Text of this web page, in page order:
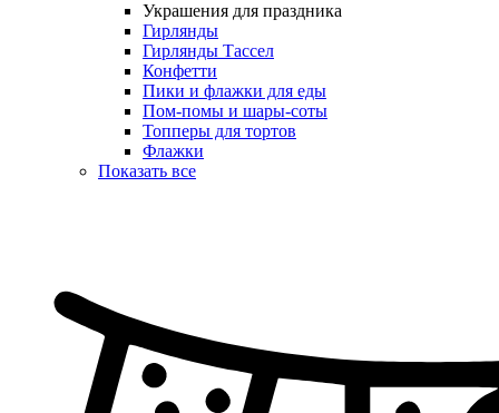
Украшения для праздника
Гирлянды
Гирлянды Тассел
Конфетти
Пики и флажки для еды
Пом-помы и шары-соты
Топперы для тортов
Флажки
Показать все